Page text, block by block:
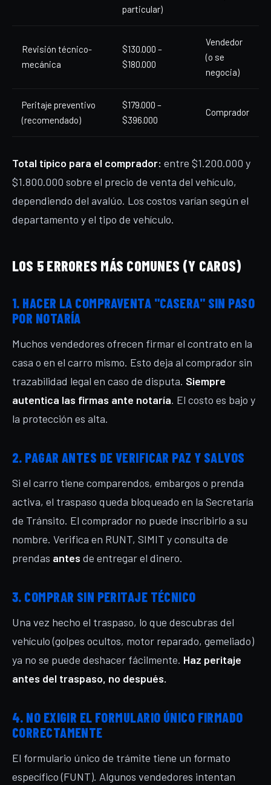
particular)
Revisión técnico-
mecánica
$130.000 –
$180.000
Vendedor
(o se
negocia)
Peritaje preventivo
(recomendado)
$179.000 –
$396.000
Comprador
Total típico para el comprador: entre $1.200.000 y
$1.800.000 sobre el precio de venta del vehículo,
dependiendo del avalúo. Los costos varían según el
departamento y el tipo de vehículo.
LOS 5 ERRORES MÁS COMUNES (Y CAROS)
1. HACER LA COMPRAVENTA "CASERA" SIN PASO
POR NOTARÍA
Muchos vendedores ofrecen firmar el contrato en la
casa o en el carro mismo. Esto deja al comprador sin
trazabilidad legal en caso de disputa. Siempre
autentica las firmas ante notaría. El costo es bajo y
la protección es alta.
2. PAGAR ANTES DE VERIFICAR PAZ Y SALVOS
Si el carro tiene comparendos, embargos o prenda
activa, el traspaso queda bloqueado en la Secretaría
de Tránsito. El comprador no puede inscribirlo a su
nombre. Verifica en RUNT, SIMIT y consulta de
prendas antes de entregar el dinero.
3. COMPRAR SIN PERITAJE TÉCNICO
Una vez hecho el traspaso, lo que descubras del
vehículo (golpes ocultos, motor reparado, gemeliado)
ya no se puede deshacer fácilmente. Haz peritaje
antes del traspaso, no después.
4. NO EXIGIR EL FORMULARIO ÚNICO FIRMADO
CORRECTAMENTE
El formulario único de trámite tiene un formato
específico (FUNT). Algunos vendedores intentan